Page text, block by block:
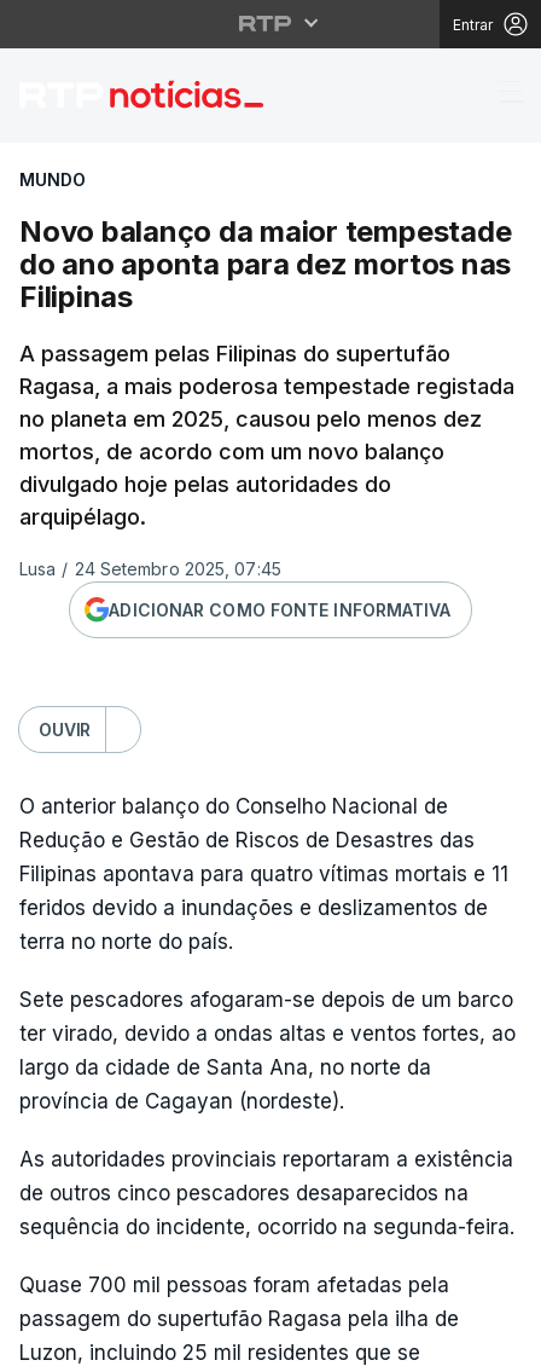
Entrar
Novo balanço da
MUNDO
Novo balanço da maior tempestade
do ano aponta para dez mortos nas
Filipinas
A passagem pelas Filipinas do supertufão
Ragasa, a mais poderosa tempestade registada
no planeta em 2025, causou pelo menos dez
mortos, de acordo com um novo balanço
divulgado hoje pelas autoridades do
arquipélago.
Lusa / 24 Setembro 2025, 07:45
ADICIONAR COMO FONTE INFORMATIVA
OUVIR
O anterior balanço do Conselho Nacional de
Redução e Gestão de Riscos de Desastres das
Filipinas apontava para quatro vítimas mortais e 11
feridos devido a inundações e deslizamentos de
terra no norte do país.
Sete pescadores afogaram-se depois de um barco
ter virado, devido a ondas altas e ventos fortes, ao
largo da cidade de Santa Ana, no norte da
província de Cagayan (nordeste).
As autoridades provinciais reportaram a existência
de outros cinco pescadores desaparecidos na
sequência do incidente, ocorrido na segunda-feira.
Quase 700 mil pessoas foram afetadas pela
passagem do supertufão Ragasa pela ilha de
Luzon, incluindo 25 mil residentes que se